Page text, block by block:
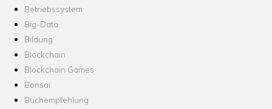
Betriebssystem
Big-Data
Bildung
Blockchain
Blockchain Games
Bonsai
Buchempfehlung